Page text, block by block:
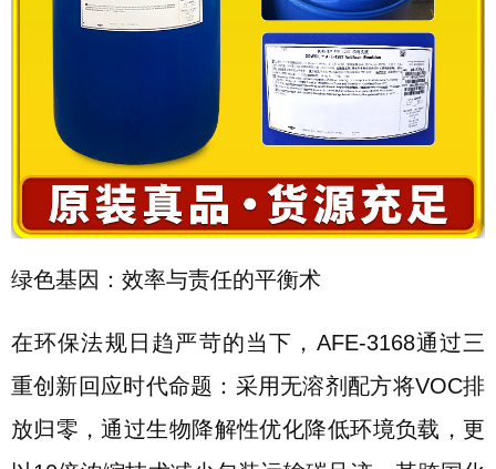
绿色基因：效率与责任的平衡术
在环保法规日趋严苛的当下，AFE-3168通过三
重创新回应时代命题：采用无溶剂配方将VOC排
放归零，通过生物降解性优化降低环境负载，更